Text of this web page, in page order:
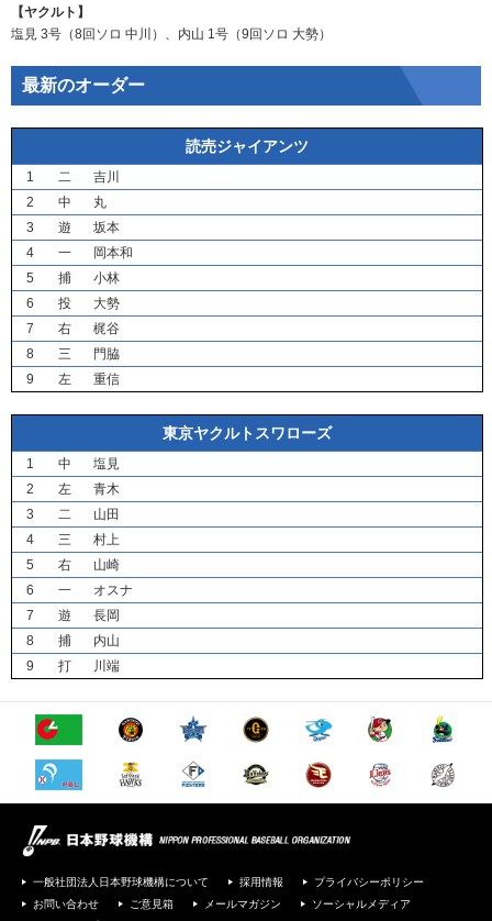
【ヤクルト】
塩見 3号（8回ソロ 中川 ）、 内山 1号（9回ソロ 大勢）
最新のオーダー
読売ジャイアンツ
1 二
吉川
2
中
丸
3
遊
坂本
4
一
岡本和
5
捕
小林
6
投
大勢
7
右
梶谷
8
三
門脇
9
左 重信
東京ヤクルトスワローズ
1 中
塩見
2
左
青木
3
二
山田
4
三
村上
5
右
山崎
6
一
オスナ
7
遊
長岡
8
捕
内山
9
打 川端
一般社団法人日本野球機構について 採用情報
プライバシーポリシー
お問い合わせ
ご意見箱 メールマガジン
ソーシャルメディア